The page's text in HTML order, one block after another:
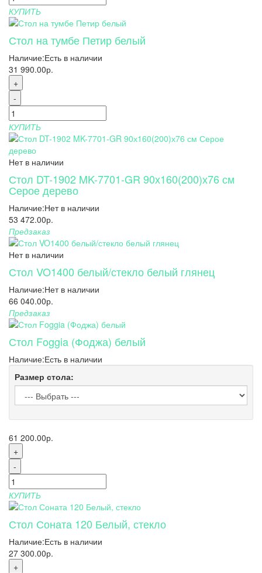
КУПИТЬ
Стол на тумбе Петир белый
Наличие:Есть в наличии
31 990.00р.
+
-
КУПИТЬ
Нет в наличии
Стол DT-1902 MK-7701-GR 90х160(200)х76 см
Серое дерево
Наличие:Нет в наличии
53 472.00р.
Предзаказ
Нет в наличии
Стол VO1400 белый/стекло белый глянец
Наличие:Нет в наличии
66 040.00р.
Предзаказ
Стол Foggia (Фоджа) белый
Наличие:Есть в наличии
Размер стола:
61 200.00р.
+
-
КУПИТЬ
Стол Соната 120 Белый, стекло
Наличие:Есть в наличии
27 300.00р.
+